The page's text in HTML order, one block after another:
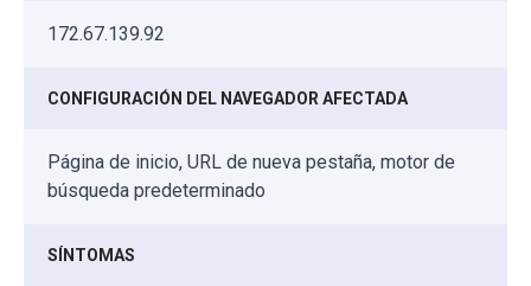
172.67.139.92
CONFIGURACIÓN DEL NAVEGADOR AFECTADA
Página de inicio, URL de nueva pestaña, motor de
búsqueda predeterminado
SÍNTOMAS